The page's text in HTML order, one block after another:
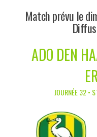
Match prévu le
ADO DEN
JOURNÉE 32 •